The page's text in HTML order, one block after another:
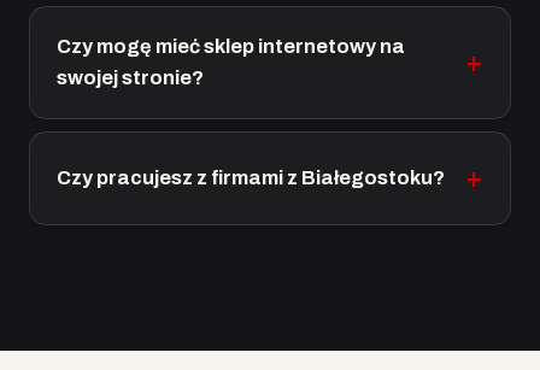
Czy mogę mieć sklep internetowy na
swojej stronie?
Czy pracujesz z firmami z Białegostoku?